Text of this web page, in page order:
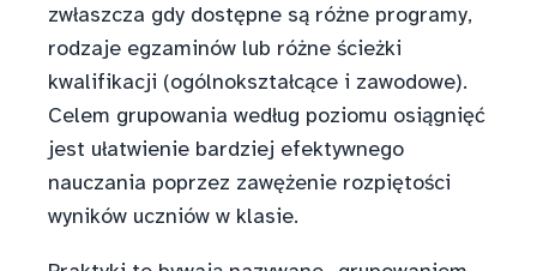
zwłaszcza gdy dostępne są różne programy,
rodzaje egzaminów lub różne ścieżki
kwalifikacji (ogólnokształcące i zawodowe).
Celem grupowania według poziomu osiągnięć
jest ułatwienie bardziej efektywnego
nauczania poprzez zawężenie rozpiętości
wyników uczniów w klasie.